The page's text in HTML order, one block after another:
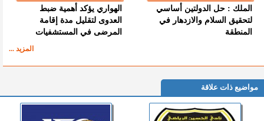
الملك : حل الدولتين أساسي
لتحقيق السلام والازدهار في
المنطقة
الهواري يؤكد أهمية ضبط
العدوى لتقليل مدة إقامة
المرضى في المستشفيات
المزيد ...
مواضيع ذات علاقة